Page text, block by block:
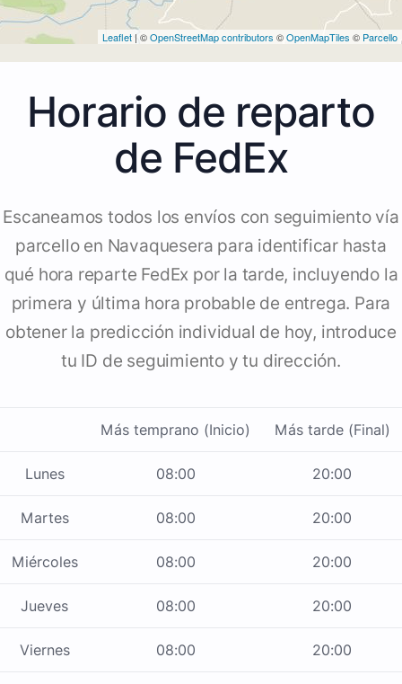
Leaflet | ©OpenStreetMap contributors ©OpenMapTiles © Parcello
Horario de reparto
de FedEx
Escaneamos todos los envíos con seguimiento vía
parcello en Navaquesera para identificar hasta
qué hora reparte FedEx por la tarde, incluyendo la
primera y última hora probable de entrega. Para
obtener la predicción individual de hoy, introduce
tu ID de seguimiento y tu dirección.
Más temprano (Inicio) Más tarde (Final)
Lunes 08:00 20:00
Martes 08:00 20:00
Miércoles 08:00 20:00
Jueves 08:00 20:00
Viernes 08:00 20:00